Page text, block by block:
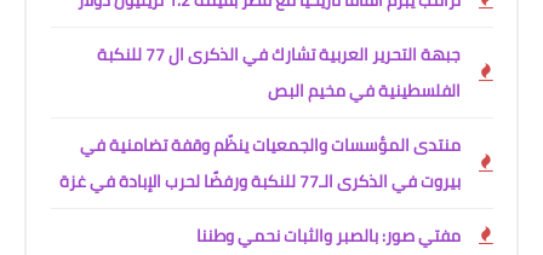
جبهة التحرير العربية تشارك في الذكرى ال 77 للنكبة
الفلسطينية في مخيم البص
منتدى المؤسسات والجمعيات ينظّم وقفة تضامنية في
بيروت في الذكرى الـ77 للنكبة ورفضًا لحرب الإبادة في غزة
مفتي صور: بالصبر والثبات نحمي وطننا